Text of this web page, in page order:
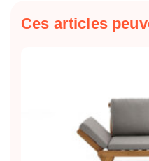
Ces articles